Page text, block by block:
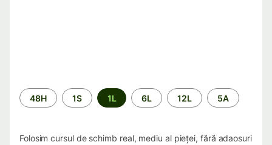
Perioada
48H 1S 1L 6L 12L 5A
Folosim cursul de schimb real, mediu al pieței, fără adaosuri